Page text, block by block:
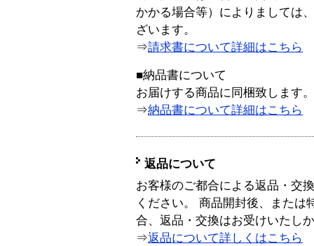
かかる場合等）によりましては
ざいます。
⇒請求書について詳細はこちら
■納品書について
お届けする商品に同梱致します。
⇒納品書について詳細はこちら
返品について
お客様のご都合による返品・交
ください。 商品開封後、または
合、返品・交換はお受けいたし
⇒返品について詳しくはこちら